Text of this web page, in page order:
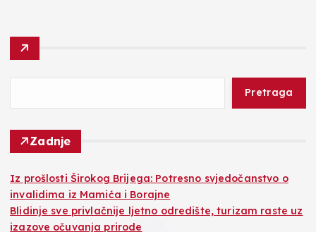
Pretraga
Zadnje
Iz prošlosti Širokog Brijega: Potresno svjedočanstvo o
invalidima iz Mamića i Borajne
Blidinje sve privlačnije ljetno odredište, turizam raste uz
izazove očuvanja prirode